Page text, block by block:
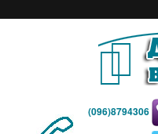
(096)8794306